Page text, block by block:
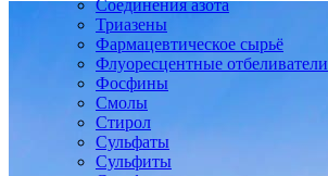
Соединения азота
Триазены
Фармацевтическое сырьё
Флуоресцентные отбеливатели
Фосфины
Смолы
Стирол
Сульфаты
Сульфиты